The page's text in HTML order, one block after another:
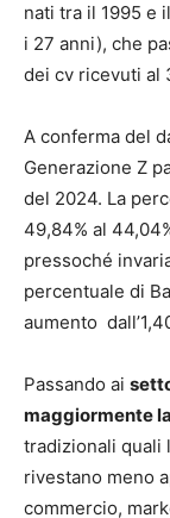
nati tra il 1995 e
i 27 anni), che
dei cv ricevuti al
A conferma del
Generazione Z
del 2024. La
49,84% al
pressoché
percentuale di
aumento
Passando ai
maggiormente
tradizionali quali
rivestano meno
commercio,